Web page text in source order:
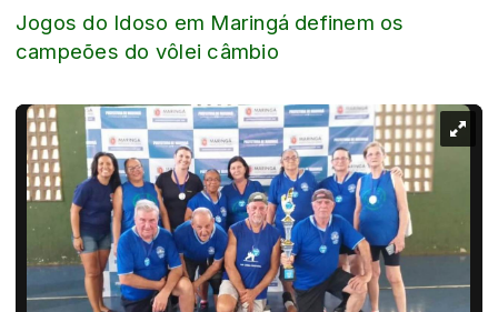
Jogos do Idoso em Maringá definem os
campeões do vôlei câmbio